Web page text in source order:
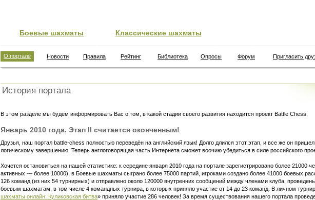
Боевые шахматы Классические шахматы
О портале Новости Правила Рейтинг Библиотека Опросы Форум Пригласить
История портала
В этом разделе мы будем информировать Вас о том, в какой стадии своего развития находится проект Battle Chess.
Январь 2010 года. Этап II считается оконченным!
Друзья, наш портал battle-chess полностью переведён на английский язык! Долго длился этот этап, и все же он
логическому завершению. Теперь англоговорящая часть Интернета сможет воочию убедиться в силе российского
Хочется остановиться на нашей статистике: к середине января 2010 года на портале зарегистрировано более 21000
активных — более 10000), в Боевые шахматы сыграно более 75000 партий, игроками создано более 41000 боевых
126 команд (из них 54 турнирных) и отправлено около 120000 внутренних сообщений между членами клуба,
боевым шахматам, в том числе 4 командных турнира, в которых приняло участие от 14 до 23 команд. В личном
шахматы онлайн: Куликовская битва» приняло участие 286 человек! За время существования нашего портала